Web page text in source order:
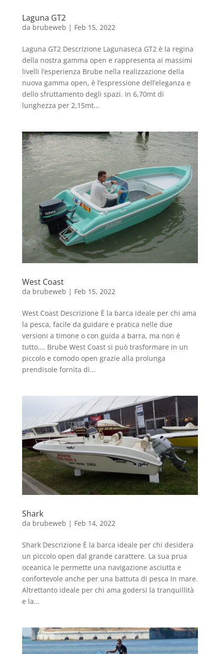
Laguna GT2
da brubeweb | Feb 15, 2022
Laguna GT2 Descrizione Lagunaseca GT2 è la regina
della nostra gamma open e rappresenta ai massimi
livelli l’esperienza Brube nella realizzazione della
nuova gamma open, è l’espressione dell’eleganza e
dello sfruttamento degli spazi. In 6,70mt di
lunghezza per 2,15mt...
West Coast
da brubeweb | Feb 15, 2022
West Coast Descrizione È la barca ideale per chi ama
la pesca, facile da guidare e pratica nelle due
versioni a timone o con guida a barra, ma non è
tutto…. Brube West Coast si può trasformare in un
piccolo e comodo open grazie alla prolunga
prendisole fornita di...
Shark
da brubeweb | Feb 14, 2022
Shark Descrizione È la barca ideale per chi desidera
un piccolo open dal grande carattere. La sua prua
oceanica le permette una navigazione asciutta e
confortevole anche per una battuta di pesca in mare.
Altrettanto ideale per chi ama godersi la tranquillità
e la...